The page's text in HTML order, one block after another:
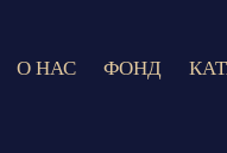
О НАС ФОНД